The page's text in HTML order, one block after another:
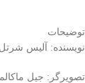
توضیحات
نویسنده: آلیس شرتل
تصویرگر: جیل